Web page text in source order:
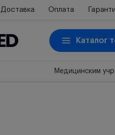
Доставка Оплата
Каталог
Медицинским